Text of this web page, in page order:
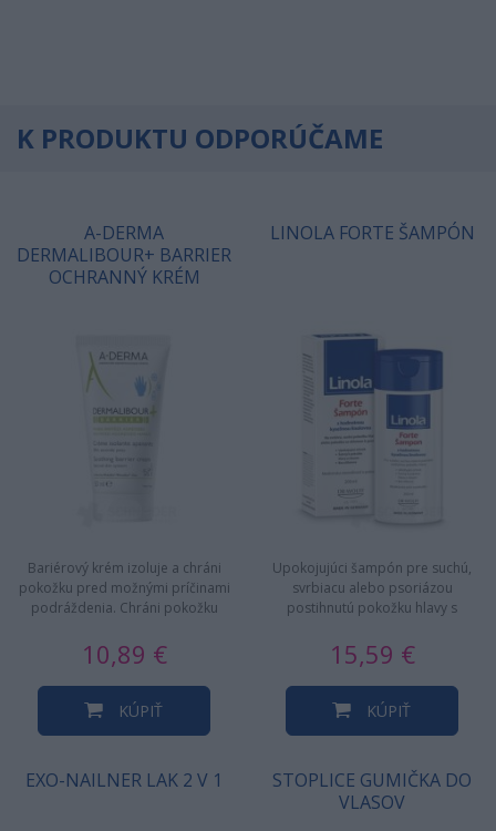
K PRODUKTU ODPORÚČAME
A-DERMA
DERMALIBOUR+ BARRIER
OCHRANNÝ KRÉM
Bariérový krém izoluje a chráni
pokožku pred možnými príčinami
podráždenia. Chráni pokožku
10,89 €
KÚPIŤ
LINOLA FORTE ŠAMPÓN
Upokojujúci šampón pre suchú,
svrbiacu alebo psoriázou
postihnutú pokožku hlavy s
bylinného…
15,59 €
KÚPIŤ
EXO-NAILNER LAK 2 V 1
STOPLICE GUMIČKA DO
VLASOV